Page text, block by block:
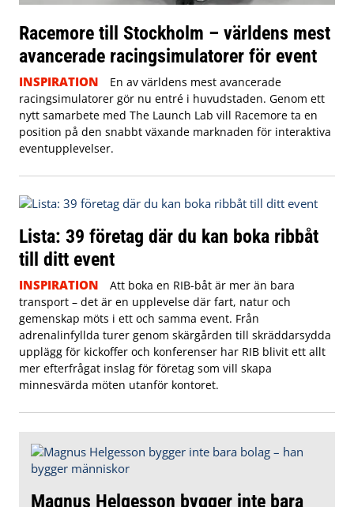
Racemore till Stockholm – världens mest
avancerade racingsimulatorer för event
INSPIRATION
En av världens mest avancerade
racingsimulatorer gör nu entré i huvudstaden. Genom ett
nytt samarbete med The Launch Lab vill Racemore ta en
position på den snabbt växande marknaden för interaktiva
eventupplevelser.
Lista: 39 företag där du kan boka ribbåt
till ditt event
INSPIRATION
Att boka en RIB-båt är mer än bara
transport – det är en upplevelse där fart, natur och
gemenskap möts i ett och samma event. Från
adrenalinfyllda turer genom skärgården till skräddarsydda
upplägg för kickoffer och konferenser har RIB blivit ett allt
mer efterfrågat inslag för företag som vill skapa
minnesvärda möten utanför kontoret.
Magnus Helgesson bygger inte bara